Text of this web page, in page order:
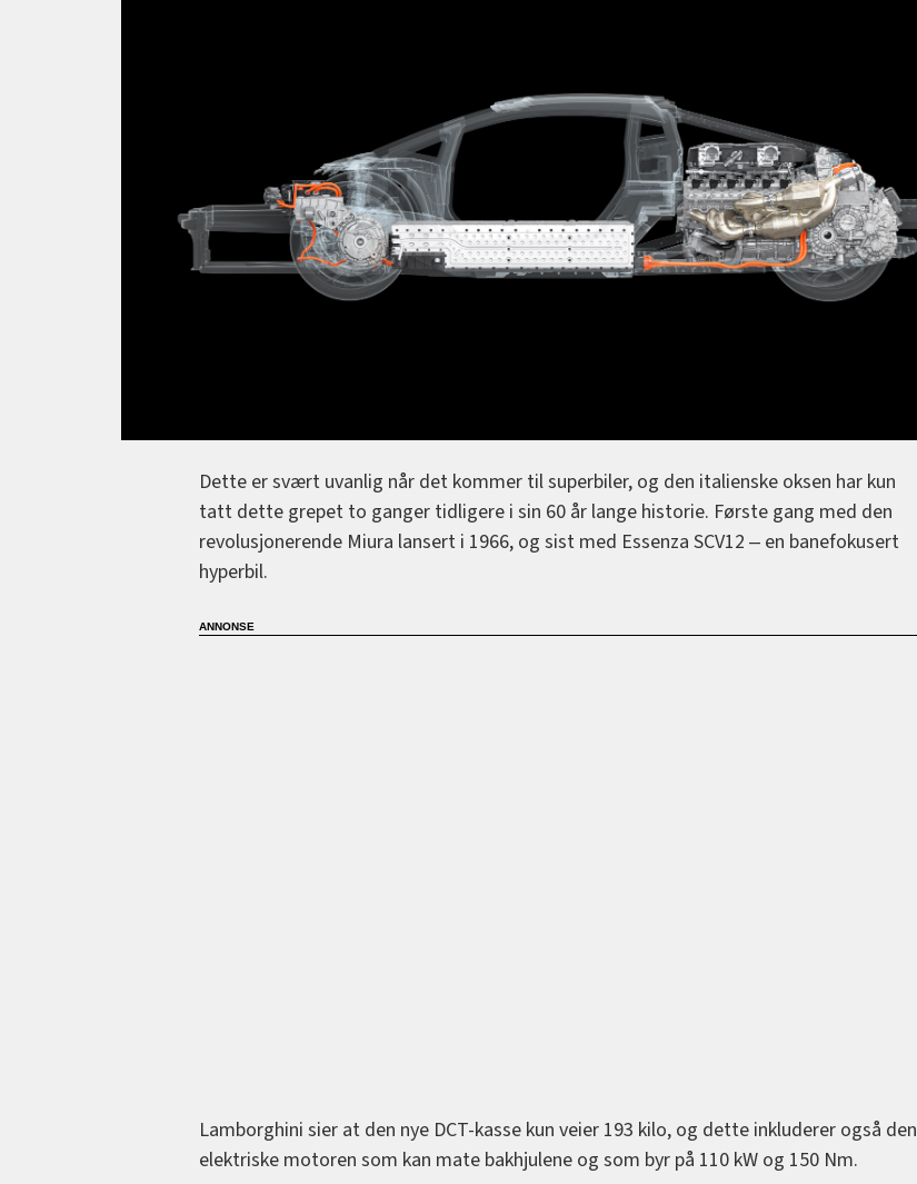
Dette er svært uvanlig når det kommer til superbiler, og den italienske oksen har kun
tatt dette grepet to ganger tidligere i sin 60 år lange historie. Første gang med den
revolusjonerende Miura lansert i 1966, og sist med Essenza SCV12 ‒ en banefokusert
hyperbil.
Lamborghini sier at den nye DCT-kasse kun veier 193 kilo, og dette inkluderer også den
elektriske motoren som kan mate bakhjulene og som byr på 110 kW og 150 Nm.